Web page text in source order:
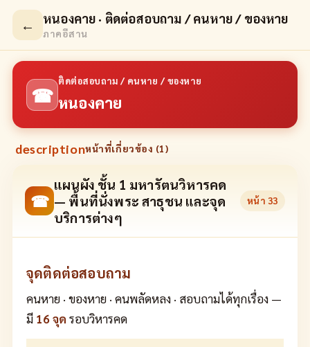
← หนองคาย · ติดต่อสอบถาม / คนหาย / ของหาย
ภาคอีสาน
☎
ติดต่อสอบถาม / คนหาย / ของหาย
หนองคาย
descriptionหน้าที่เกี่ยวข้อง (1)
☎
แผนผัง ชั้น 1 มหารัตนวิหารคด
— พื้นที่นั่งพระ สาธุชน และจุด
บริการต่างๆ
หน้า 33
จุดติดต่อสอบถาม
คนหาย · ของหาย · คนพลัดหลง · สอบถามได้ทุกเรื่อง —
มี 16 จุด รอบวิหารคด